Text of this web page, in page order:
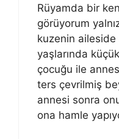
Rüyamda bir
görüyorum
kuzenin aileside
yaşlarında
çocuğu ile
ters çevrilmiş
annesi sonra
ona hamle